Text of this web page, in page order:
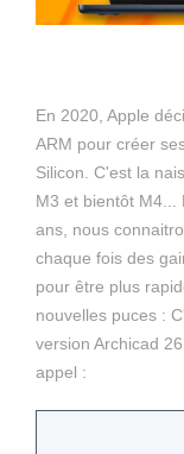
En 2020, Apple
ARM pour créer
Silicon. C'est la
M3 et bientôt M4...
ans, nous
chaque fois des
pour être plus
nouvelles puces :
version Archicad
appel :